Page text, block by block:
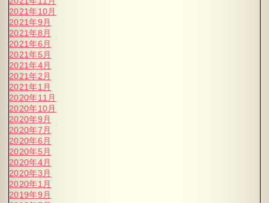
2021年10月
2021年9月
2021年8月
2021年6月
2021年5月
2021年4月
2021年2月
2021年1月
2020年11月
2020年10月
2020年9月
2020年7月
2020年6月
2020年5月
2020年4月
2020年3月
2020年1月
2019年9月